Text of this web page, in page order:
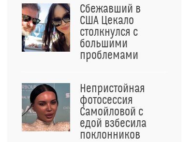
Сбежавший в
США Цекало
столкнулся с
большими
проблемами
Непристойная
фотосессия
Самойловой с
едой взбесила
поклонников